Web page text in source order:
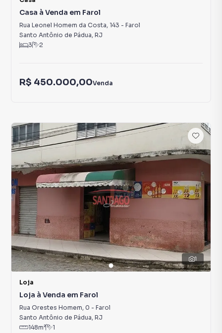
Casa à Venda em Farol
Rua Leonel Homem da Costa, 143 - Farol
Santo Antônio de Pádua, RJ
3
2
R$ 450.000,00Venda
1
Loja
Loja à Venda em Farol
Rua Orestes Homem, 0 - Farol
Santo Antônio de Pádua, RJ
148m² 1